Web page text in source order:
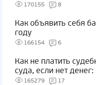
170155 8
Как объявить себя
году
166154 6
Как не платить
суда, если нет
165279 17